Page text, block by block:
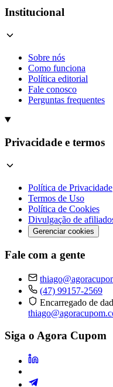
Institucional
Sobre nós
Como funciona
Política editorial
Fale conosco
Perguntas frequentes
Privacidade e termos
Política de Privacidade
Termos de Uso
Política de Cookies
Divulgação de
Gerenciar cookies
Fale com a gente
(47) 99157-2569
Encarregado de
Siga o Agora Cupom